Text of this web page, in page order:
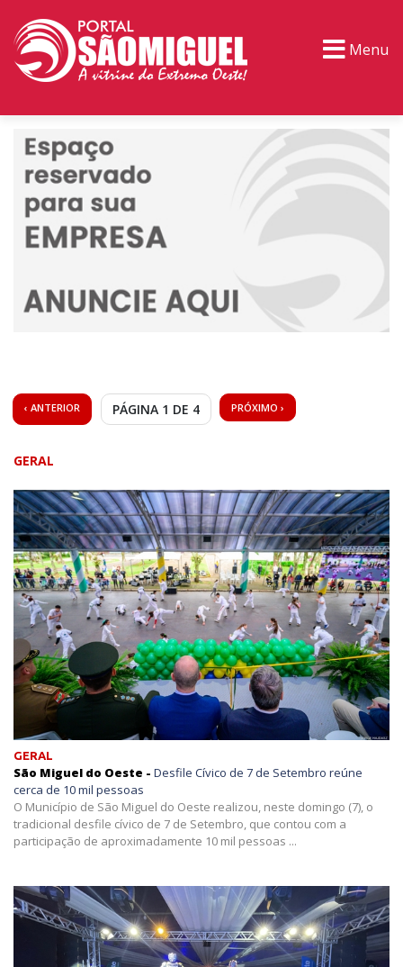
Menu
CLASSIFICADOS
‹ ANTERIOR PÁGINA 1 DE 4 PRÓXIMO ›
GERAL
GERAL
São Miguel do Oeste - Desfile Cívico de 7 de Setembro reúne
cerca de 10 mil pessoas
O Município de São Miguel do Oeste realizou, neste domingo (7), o
tradicional desfile cívico de 7 de Setembro, que contou com a
participação de aproximadamente 10 mil pessoas ...